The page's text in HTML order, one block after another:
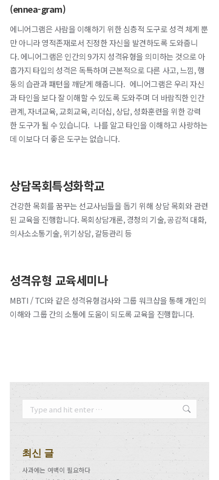
(ennea-gram)
에니어그램은 사람을 이해하기 위한 심층적 도구로 성격 체계 뿐
만 아니라 영적존재로서 진정한 자신을 발견하도록 도와줍니
다. 에니어그램은 인간의 9가지 성격유형을 의미하는 것으로 아
홉가지 타입의 성격은 독특하며 근본적으로 다른 사고, 느낌, 행
동의 습관과 패턴을 깨닫게 해줍니다. 에니어그램은 우리 자신
과 타인을 보다 잘 이해할 수 있도록 도와주며 더 바람직한 인간
관계, 자녀교육, 교회교육, 리더십, 상답, 성화훈련을 위한 강력
한 도구가 될 수 있습니다. 나를 알고 타인을 이해하고 사랑하는
데 이보다 더 좋은 도구는 없습니다.
상담목회특성화학교
건강한 목회를 꿈꾸는 선교사님들을 돕기 위해 상담 목회와 관련
된 교육을 진행합니다. 목회상담개론, 경청의 기술, 공감적 대화,
의사소소통기술, 위기상담, 갈등관리 등
성격유형 교육세미나
MBTI / TCI와 같은 성격유형검사와 그룹 워크샵을 통해 개인의
이해와 그룹 간의 소통에 도움이 되도록 교육을 진행합니다.
최신 글
사과에는 여백이 필요하다